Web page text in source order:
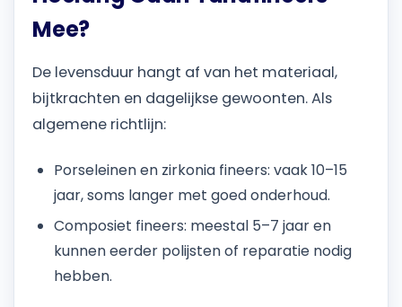
Mee?
De levensduur hangt af van het materiaal,
bijtkrachten en dagelijkse gewoonten. Als
algemene richtlijn:
Porseleinen en zirkonia fineers: vaak 10–15
jaar, soms langer met goed onderhoud.
Composiet fineers: meestal 5–7 jaar en
kunnen eerder polijsten of reparatie nodig
hebben.